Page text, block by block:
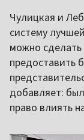
Чулицкая и
систему
можно
предоставить
добавляет:
право влиять